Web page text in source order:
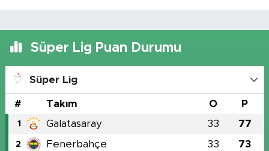
Süper Lig Puan Durumu
Süper Lig
# Takım O P
1 Galatasaray 33 77
2 Fenerbahçe 33 73